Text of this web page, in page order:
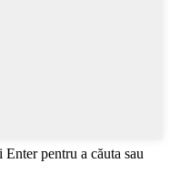
Enter pentru a căuta sau